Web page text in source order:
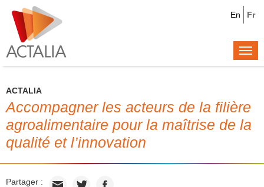
Fr
En
ACTALIA
Accompagner les acteurs de la filière
agroalimentaire pour la maîtrise de la
qualité et l’innovation
Partager :